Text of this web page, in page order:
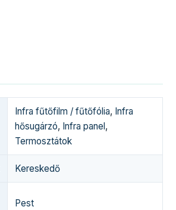
Infra fűtőfilm / fűtőfólia, Infra
hősugárzó, Infra panel ,
Termosztátok
Kereskedő
Pest